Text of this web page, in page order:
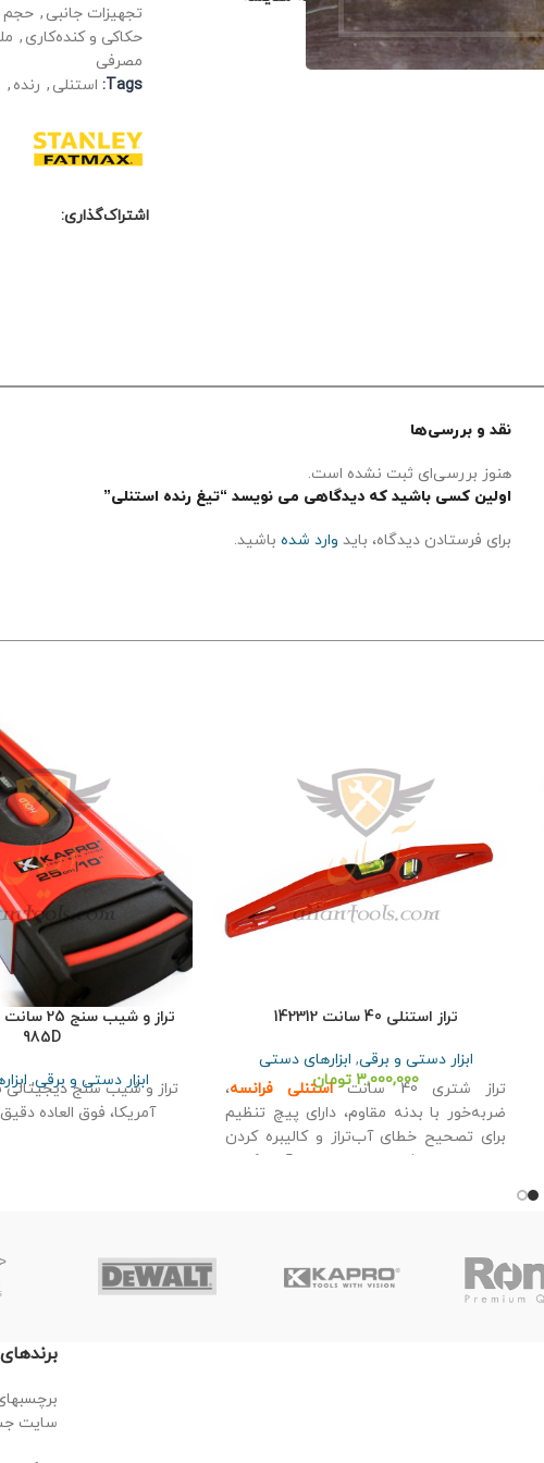
تجهیزات جانبی , حجم
حکاکی و کنده‌کاری ,
مصرفی
Tags: استنلی , رنده ,
اشتراک‌گذاری:
نقد و بررسی‌ها
هنوز بررسی‌ای ثبت نشده است.
اولین کسی باشید که دیدگاهی می نویسد “تیغ رنده استنلی”
برای فرستادن دیدگاه، باید وارد شده باشید.
تراز استنلی 40 سانت 142312
ابزار دستی و برقی, ابزارهای دستی
3,000,000 تومان تراز شتری 40 سانت استنلی فرانسه،
ضربه‌خور با بدنه مقاوم، دارای پیچ تنظیم
برای تصحیح خطای آب‌تراز و کالیبره کردن
دستی، دارای شیار در بدنه برای آویز کردن
تراز و شیب
985D
ابزار دستی و برقی,
آمریکا، فوق العاده
سایت